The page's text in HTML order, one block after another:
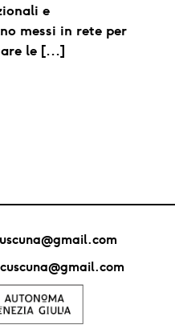
e
messi in rete per
le […]